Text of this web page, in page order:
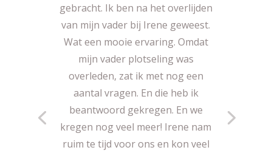
gebracht. Ik ben na het overlijden
van mijn vader bij Irene geweest.
Wat een mooie ervaring. Omdat
mijn vader plotseling was
overleden, zat ik met nog een
aantal vragen. En die heb ik
beantwoord gekregen. En we
kregen nog veel meer! Irene nam
ruim te tijd voor ons en kon veel